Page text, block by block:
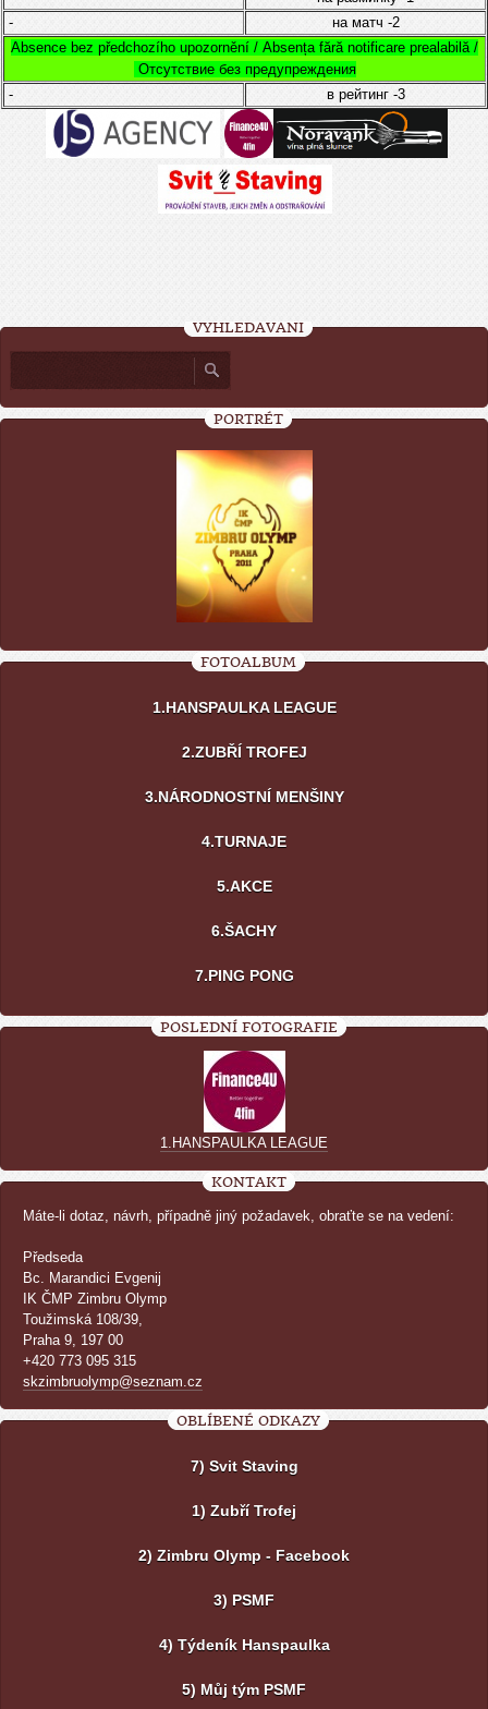
-
на матч -2
Absence bez předchozího upozornění / Absența fără notificare prealabilă /
Отсутствие без предупреждения
-
в рейтинг -3
VYHLEDÁVÁNÍ
PORTRÉT
FOTOALBUM
1.HANSPAULKA LEAGUE
2.ZUBŘÍ TROFEJ
3.NÁRODNOSTNÍ MENŠINY
4.TURNAJE
5.AKCE
6.ŠACHY
7.PING PONG
POSLEDNÍ FOTOGRAFIE
1.HANSPAULKA LEAGUE
KONTAKT
Máte-li dotaz, návrh, případně jiný požadavek, obraťte se na vedení:
Předseda
Bc. Marandici Evgenij
IK ČMP Zimbru Olymp
Toužimská 108/39,
Praha 9, 197 00
+420 773 095 315
skzimbruolymp@seznam.cz
OBLÍBENÉ ODKAZY
7) Svit Staving
1) Zubří Trofej
2) Zimbru Olymp - Facebook
3) PSMF
4) Týdeník Hanspaulka
5) Můj tým PSMF